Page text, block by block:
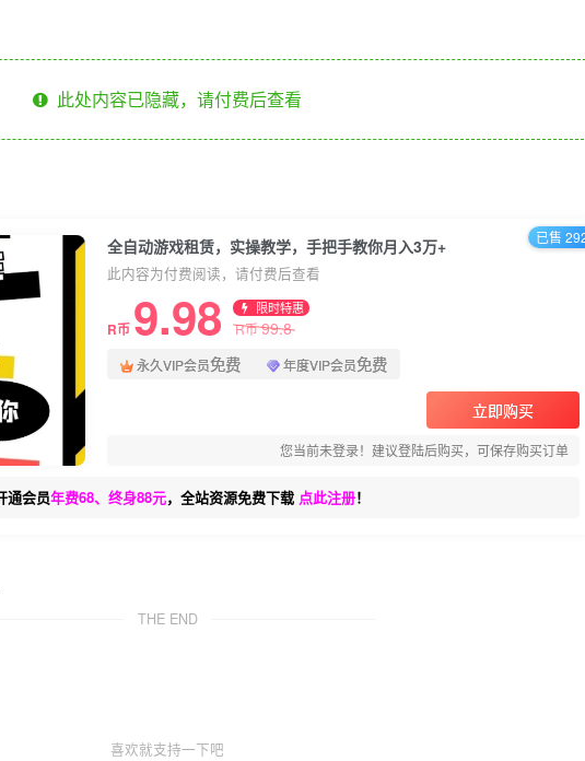
此处内容已隐藏，请付费后查看
全自动游戏租赁，实操教学，手把手教你月入3万+
此内容为付费阅读，请付费后查看
R币 9.98 限时特惠
R币99.8
永久VIP会员免费 年度VIP会员免费
立即购买
您当前未登录！建议登陆后购买，可保存购买订单
通会员年费68、终身88元，全站资源免费下载 点此注册！
已售
THE END
喜欢就支持一下吧